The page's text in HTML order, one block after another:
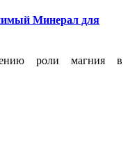
Минерал для
роли магния в